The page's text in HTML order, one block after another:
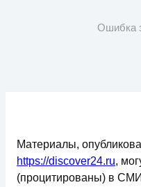
Ошибка
Материалы,
https://discover24.ru,
(процитированы) в